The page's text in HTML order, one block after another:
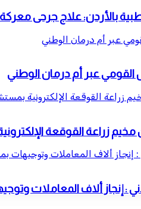
بالأردن: علاج جرحى معركة
عبر أم درمان الوطني
عبر أم درمان الوطني
زراعة القوقعة الإلكترونية
مخيم زراعة القوقعة
ألاف المعاملات وتوجيهات
: إنجاز ألاف المعاملات